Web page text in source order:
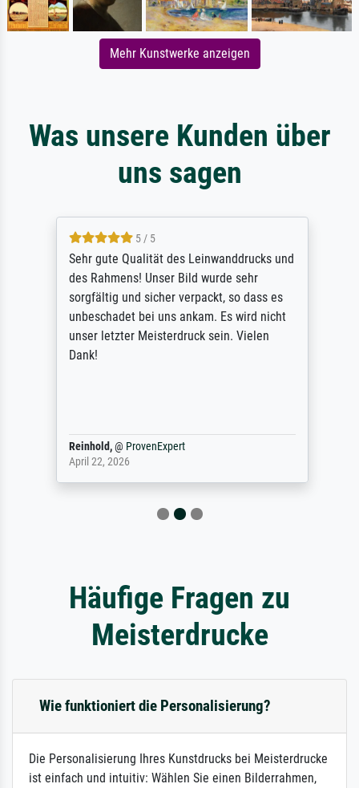
Mehr Kunstwerke anzeigen
Was unsere Kunden über
uns sagen
5 / 5
Sehr gute Qualität des Leinwanddrucks und
des Rahmens! Unser Bild wurde sehr
sorgfältig und sicher verpackt, so dass es
unbeschadet bei uns ankam. Es wird nicht
unser letzter Meisterdruck sein. Vielen
Dank!
Reinhold,@ ProvenExpert
April 22, 2026
Häufige Fragen zu
Meisterdrucke
Wie funktioniert die Personalisierung?
Die Personalisierung Ihres Kunstdrucks bei Meisterdrucke
ist einfach und intuitiv: Wählen Sie einen Bilderrahmen,